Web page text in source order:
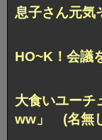
息子さん元
HO~K！会議
大食いユーチ
ww」 (名無